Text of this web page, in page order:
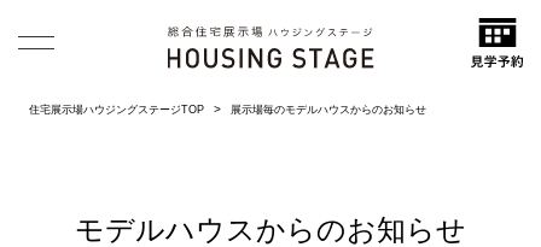
住宅展示場ハウジングステージTOP 展示場毎のモデルハウスからのお知らせ
モデルハウスからのお知らせ